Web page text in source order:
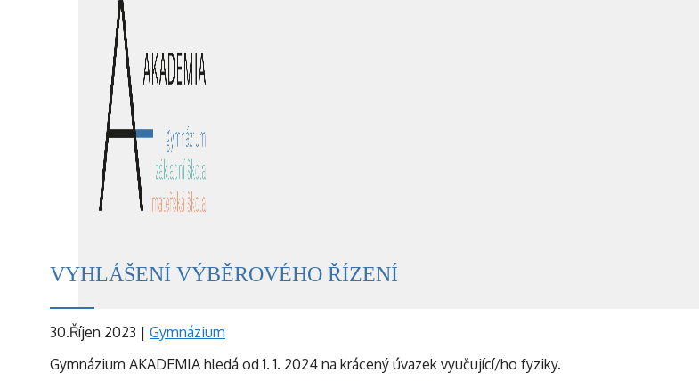
VYHLÁŠENÍ VÝBĚROVÉHO ŘÍZENÍ
30.Říjen 2023 | Gymnázium
Gymnázium AKADEMIA hledá od 1. 1. 2024 na krácený úvazek vyučující/ho fyziky.